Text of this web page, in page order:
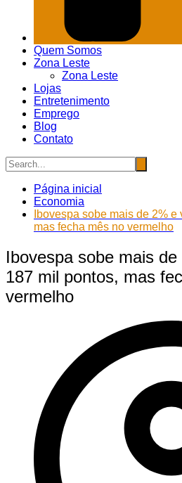
Quem Somos
Zona Leste
Zona Leste
Lojas
Entretenimento
Emprego
Blog
Contato
Página inicial
Economia
Ibovespa sobe mais de 2%
mas fecha mês no vermelho
Ibovespa sobe mais
187 mil pontos, mas
vermelho